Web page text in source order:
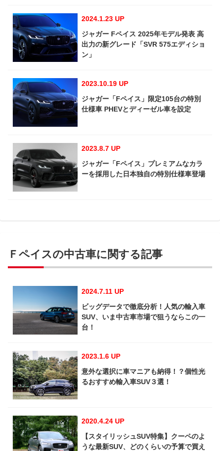
2024.1.23 UP
ジャガー Fペイス 2025年モデル発表 高
出力の新グレード「SVR 575エディショ
ン」
2023.10.19 UP
ジャガー「Fペイス」限定105台の特別
仕様車 PHEVとディーゼル車を設定
2023.8.7 UP
ジャガー「Fペイス」プレミアムなカラ
ーを採用した日本独自の特別仕様車登場
Ｆペイスの中古車に関する記事
2024.7.11 UP
ビッグデータで徹底分析！人気の輸入車
SUV、いま中古車市場で狙うならこの一
台！
2023.1.6 UP
意外な選択に車マニアも納得！？個性光
るおすすめ輸入車SUV３選！
2020.4.24 UP
【スタイリッシュSUV特集】クーペのよ
うな最新SUV、どのくらいの予算で買え